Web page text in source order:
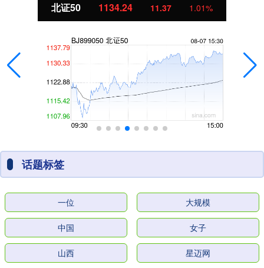
北证50 1134.24 11.37 1.01%
话题标签
一位 大规模
中国 女子
山西 星迈网